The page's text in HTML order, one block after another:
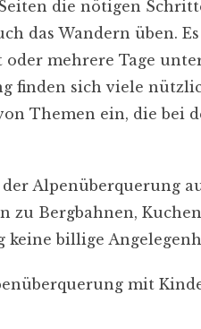
die nötigen
das Wandern üben.
mehrere Tage
finden sich viele
Themen ein, die bei
Alpenüberquerung
zu Bergbahnen,
keine billige
mit